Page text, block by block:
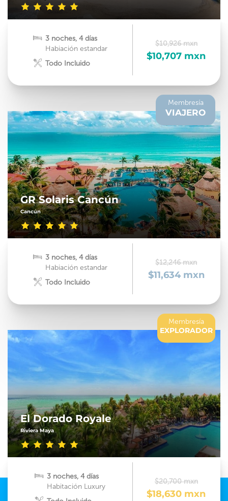
3 noches, 4 días
Habiación estandar
Todo Incluido
$10,926 mxn
$10,707 mxn
Membresía
VIAJERO
GR Solaris Cancún
Cancún
3 noches, 4 días
Habiación estandar
Todo Incluido
$12,246 mxn
$11,634 mxn
Membresía
EXPLORADOR
El Dorado Royale
Riviera Maya
3 noches, 4 días
Habitación Luxury
$20,700 mxn
$18,630 mxn